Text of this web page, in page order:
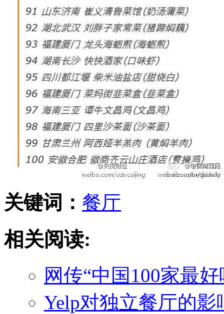
关键词： 餐厅
相关阅读:
网传“中国100家最
Yelp对独立餐厅的影